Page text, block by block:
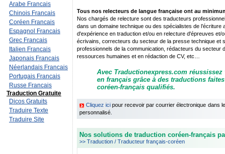
Arabe Francais
Chinois Francais
Coréen Francais
Espagnol Francais
Grec Francais
Italien Francais
Japonais Francais
Néerlandais Francais
Portugais Francais
Russe Francais
Traduction Gratuite
Dicos Gratuits
Traduire Texte
Traduire Site
Tous nos relecteurs de langue française ont au
Nos chargés de relecture sont des traducteurs
dans un domaine technique ou des spécialistes de l’écriture
d'expérience en traduction et/ou en relecture d'épreuves et/
écrivains, correcteurs du secteur de la presse technique et
professionnels de la communication, rédacteurs du secteur
ressources humaines et en rédaction de CV, etc…
Avec Traductionexpress.com
en français grâce à des traductions
coréen-français qualifiés.
Cliquez ici pour recevoir par courrier électronique dans
personnalisé.
Nos solutions de traduction coréen-français
>> Traduction / Traducteur français-coréen